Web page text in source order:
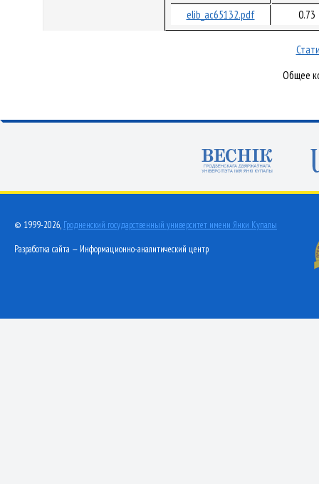
elib_ac65132.pdf
0.73
Общее
© 1999-2026, Гродненский государственный университет имени Янки Купалы
Разработка сайта — Информационно-аналитический центр